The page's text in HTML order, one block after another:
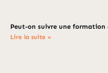
Peut-on suivre une
Lire la suite »